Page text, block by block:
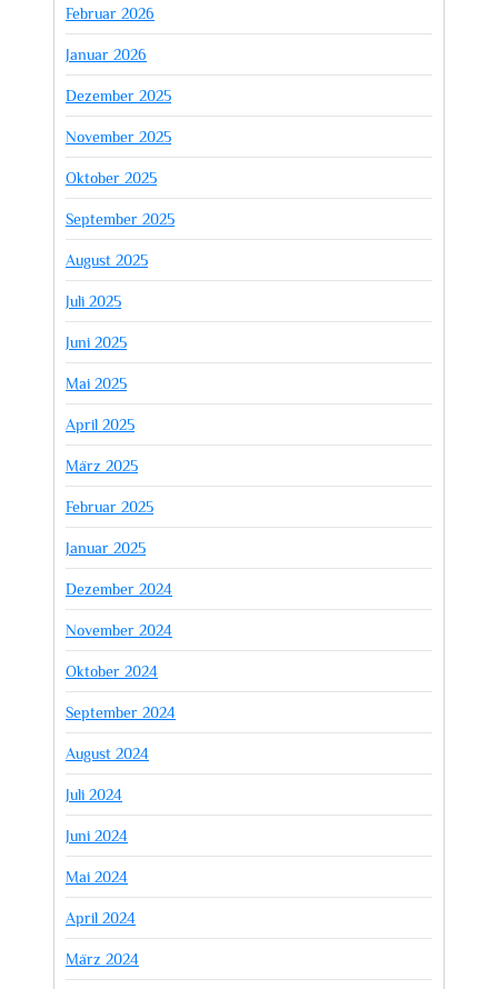
Februar 2026
Januar 2026
Dezember 2025
November 2025
Oktober 2025
September 2025
August 2025
Juli 2025
Juni 2025
Mai 2025
April 2025
März 2025
Februar 2025
Januar 2025
Dezember 2024
November 2024
Oktober 2024
September 2024
August 2024
Juli 2024
Juni 2024
Mai 2024
April 2024
März 2024